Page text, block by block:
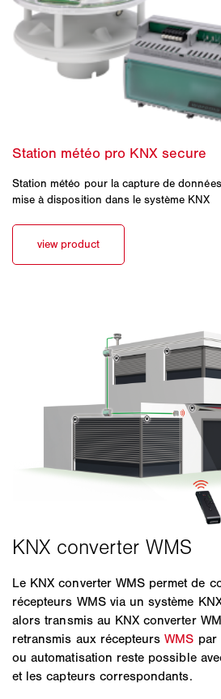
Station météo pour la capture de
mise à disposition dans le système KNX
Le KNX converter WMS permet de
récepteurs WMS via un système
alors transmis au KNX converter
retransmis aux récepteursWMS par
ou automatisation reste possible
et les capteurs correspondants.